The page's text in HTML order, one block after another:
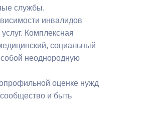
юридическая помощь
службы.
инвалидов
Комплексная
социальный
собой неоднородную
оценке нужд
и быть